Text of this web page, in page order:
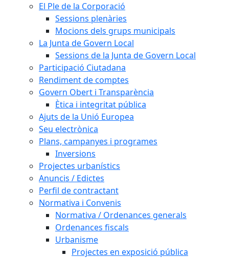
El Ple de la Corporació
Sessions plenàries
Mocions dels grups municipals
La Junta de Govern Local
Sessions de la Junta de Govern Local
Participació Ciutadana
Rendiment de comptes
Govern Obert i Transparència
Ètica i integritat pública
Ajuts de la Unió Europea
Seu electrònica
Plans, campanyes i programes
Inversions
Projectes urbanístics
Anuncis / Edictes
Perfil de contractant
Normativa i Convenis
Normativa / Ordenances generals
Ordenances fiscals
Urbanisme
Projectes en exposició pública